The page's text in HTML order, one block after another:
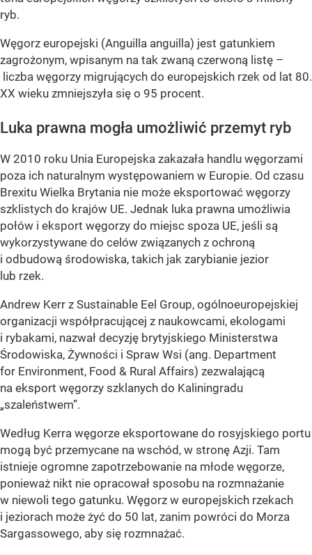
ryb.
Węgorz europejski (Anguilla anguilla) jest gatunkiem
zagrożonym, wpisanym na tak zwaną czerwoną listę –
liczba węgorzy migrujących do europejskich rzek od lat 80.
XX wieku zmniejszyła się o 95 procent.
Luka prawna mogła umożliwić przemyt ryb
W 2010 roku Unia Europejska zakazała handlu węgorzami
poza ich naturalnym występowaniem w Europie. Od czasu
Brexitu Wielka Brytania nie może eksportować węgorzy
szklistych do krajów UE. Jednak luka prawna umożliwia
połów i eksport węgorzy do miejsc spoza UE, jeśli są
wykorzystywane do celów związanych z ochroną
i odbudową środowiska, takich jak zarybianie jezior
lub rzek.
Andrew Kerr z Sustainable Eel Group, ogólnoeuropejskiej
organizacji współpracującej z naukowcami, ekologami
i rybakami, nazwał decyzję brytyjskiego Ministerstwa
Środowiska, Żywności i Spraw Wsi (ang. Department
for Environment, Food & Rural Affairs) zezwalającą
na eksport węgorzy szklanych do Kaliningradu
„szaleństwem”.
Według Kerra węgorze eksportowane do rosyjskiego portu
mogą być przemycane na wschód, w stronę Azji. Tam
istnieje ogromne zapotrzebowanie na młode węgorze,
ponieważ nikt nie opracował sposobu na rozmnażanie
w niewoli tego gatunku. Węgorz w europejskich rzekach
i jeziorach może żyć do 50 lat, zanim powróci do Morza
Sargassowego, aby się rozmnażać.